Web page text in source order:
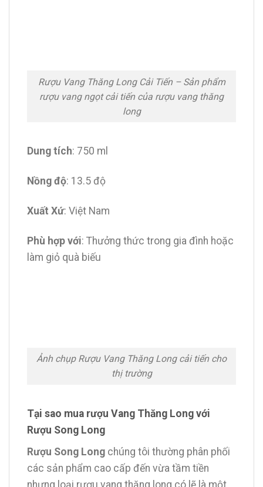
Rượu Vang Thăng Long Cải Tiến – Sản phẩm
rượu vang ngọt cải tiến của rượu vang thăng
long
Dung tích: 750 ml
Nồng độ: 13.5 độ
Xuất Xứ: Việt Nam
Phù hợp với: Thưởng thức trong gia đình hoặc
làm giỏ quà biếu
Ảnh chụp Rượu Vang Thăng Long cải tiến cho
thị trường
Tại sao mua rượu Vang Thăng Long với
Rượu Song Long
Rượu Song Long chúng tôi thường phân phối
các sản phẩm cao cấp đến vừa tầm tiền
nhưng loại rượu vang thăng long có lẽ là một